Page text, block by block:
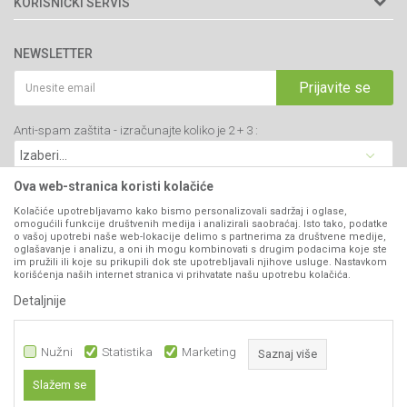
34000 Kragujevac, Srbija
webshop@agromarket.rs
PIB: 102135221
Matični broj: 07593252
Prodavnice
Brendovi
Katalozi
Blog
Najčešća pitanja
Politika privatnosti
Kako kupiti
Isporuka
Click & Collect
Načini plaćanja
Plaćanje karticama
Web kredit Raiffeisen banke
Pravo na odustajanje
Reklamacije
Zamena artikala
NEWSLETTER
Prijavite se
Anti-spam zaštita - izračunajte koliko je 2 + 3 :
VIBER I SMS NEWSLETTER
Prijavite se
PRATITE NAS
Ova web-stranica koristi kolačiće
Kolačiće upotrebljavamo kako bismo personalizovali sadržaj i oglase,
omogućili funkcije društvenih medija i analizirali saobraćaj. Isto tako, podatke
o vašoj upotrebi naše web-lokacije delimo s partnerima za društvene medije,
oglašavanje i analizu, a oni ih mogu kombinovati s drugim podacima koje ste
im pružili ili koje su prikupili dok ste upotrebljavali njihove usluge. Nastavkom
korišćenja naših internet stranica vi prihvatate našu upotrebu kolačića.
Detaljnije
Nužni Statistika Marketing Saznaj više
Slažem se